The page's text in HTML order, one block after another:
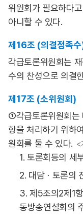
위원회가 필요하다
아니할 수 있다.
제16조 (의결정족
각급토론위원회는
수의 찬성으로 의결
제17조 (소위원회)
①각급토론위원회는
항을 처리하기 위하
원회를 둘 수 있다. <
1. 토론회등의 세
2. 대담ㆍ토론의
3. 제5조의2제1
동방송연설회의